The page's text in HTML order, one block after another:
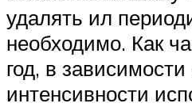
удалять ил
необходимо. Как
год, в зависимости
интенсивности